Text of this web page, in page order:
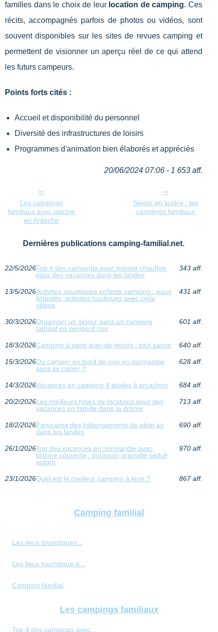
familles dans le choix de leur location de camping. Ces
récits, accompagnés parfois de photos ou vidéos, sont
souvent disponibles sur les sites de revues camping et
permettent de visionner un aperçu réel de ce qui attend
les futurs campeurs.
Points forts cités :
Accueil et disponibilité du personnel
Diversité des infrastructures de loisirs
Programmes d'animation bien élaborés et appréciés
20/06/2024 07:06 - 1 653 aff.
Les campings
familiaux avec piscine
en Ardèche
Séjour en lozère : les
campings familiaux
Dernières publications camping-familial.net.
22/5/2026Top 4 des campings avec piscine chauffee
pour des vacances dans les landes
343 aff.
13/5/2026Activités aquatiques enfants camping : eaux
limpides, activités nautiques avec ciela
village
431 aff.
30/3/2026Organiser un séjour dans un camping
familial en périgord noir
601 aff.
18/3/2026Camping à saint-jean-de-monts : tout savoir 640 aff.
15/3/2026Où camper en bord de mer en normandie
sans se ruiner ?
628 aff.
14/3/2026Vacances en camping 4 étoiles à arcachon 684 aff.
20/2/2026Les meilleurs types de locations pour des
vacances en famille dans la drôme
713 aff.
18/2/2026Panorama des hébergements de plein air
dans les landes
690 aff.
26/1/2026Top des vacances en normandie avec
piscine couverte : pourquoi granville séduit
autant
970 aff.
23/1/2026Quel est le meilleur camping à léon ? 867 aff.
Camping familial
Les lieux touristiques...
Les lieux touristique à...
Camping familial
Les campings familiaux
Top 4 des campings avec...